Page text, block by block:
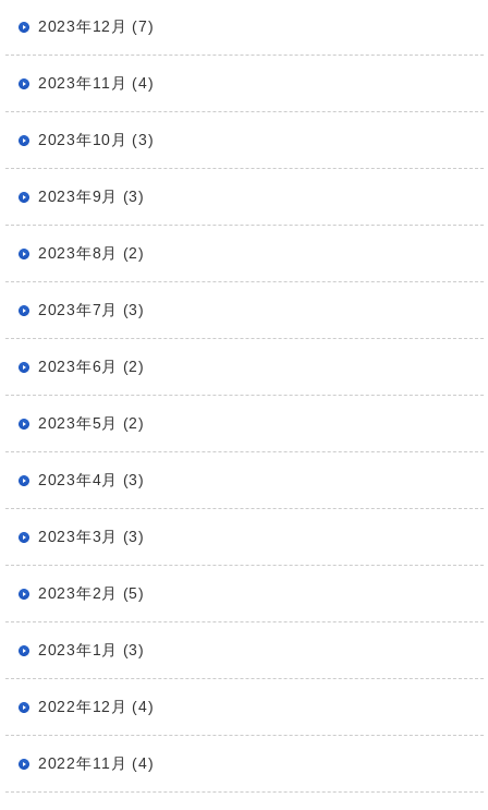
2023年12月 (7)
2023年11月 (4)
2023年10月 (3)
2023年9月 (3)
2023年8月 (2)
2023年7月 (3)
2023年6月 (2)
2023年5月 (2)
2023年4月 (3)
2023年3月 (3)
2023年2月 (5)
2023年1月 (3)
2022年12月 (4)
2022年11月 (4)